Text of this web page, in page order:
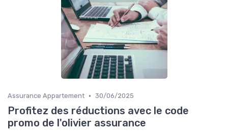
Assurance Appartement • 30/06/2025
Profitez des réductions avec le code
promo de l'olivier assurance